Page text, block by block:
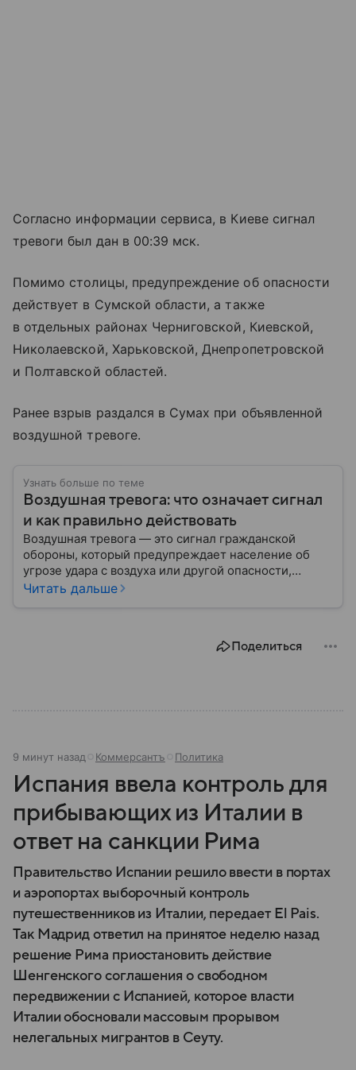
Согласно информации сервиса, в Киеве сигнал
тревоги был дан в 00:39 мск.
Помимо столицы, предупреждение об опасности
действует в Сумской области, а также
в отдельных районах Черниговской, Киевской,
Николаевской, Харьковской, Днепропетровской
и Полтавской областей.
Ранее взрыв раздался в Сумах при объявленной
воздушной тревоге.
Узнать больше по теме
Воздушная тревога: что означает сигнал
и как правильно действовать
Воздушная тревога — это сигнал гражданской
обороны, который предупреждает население об
угрозе удара с воздуха или другой опасности,
требующей немедленного укрытия. В последние
объявления. В материале рассказываем, что
Читать дальше
Поделиться
9 минут назад Коммерсантъ Политика
Испания ввела контроль для
прибывающих из Италии в
ответ на санкции Рима
Правительство Испании решило ввести в портах
и аэропортах выборочный контроль
путешественников из Италии, передает El Pais.
Так Мадрид ответил на принятое неделю назад
решение Рима приостановить действие
Шенгенского соглашения о свободном
передвижении с Испанией, которое власти
Италии обосновали массовым прорывом
нелегальных мигрантов в Сеуту.